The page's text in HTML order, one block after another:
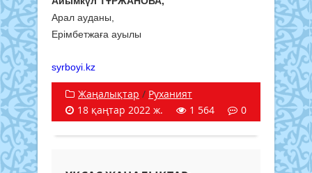
Арал ауданы,
Ерімбетжаға ауылы
syrboyi.kz
Жаңалықтар / Руханият
18 қаңтар 2022 ж.
1 564 0